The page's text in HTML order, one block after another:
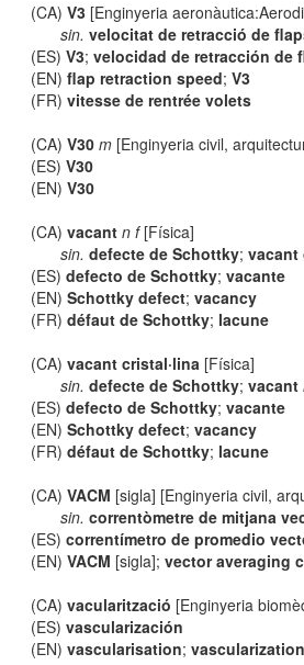
(CA)V3 [Enginyeria
sin. velocitat de retracció de
(ES)V3;velocidad de retracción de
(EN)flap retraction speed;V3
(FR)vitesse de rentrée volets
(CA)V30 m [Enginyeria civil,
(ES)V30
(EN)V30
(CA)vacant n f[Física]
sin. defecte de Schottky; vacant
(ES)defecto de Schottky;vacante
(EN)Schottky defect;vacancy
(FR)défaut de Schottky; lacune
(CA)vacant cristal·lina [Física]
sin. defecte de Schottky; vacant
(ES)defecto de Schottky;vacante
(EN)Schottky defect;vacancy
(FR)défaut de Schottky; lacune
(CA)VACM [sigla] [Enginyeria civil,
sin. correntòmetre de mitjana
(ES)correntímetro de promedio
(EN)VACM [sigla];vector averaging
(CA)vacularització [Enginyeria
(ES)vascularización
(EN)vascularisation;vascularization